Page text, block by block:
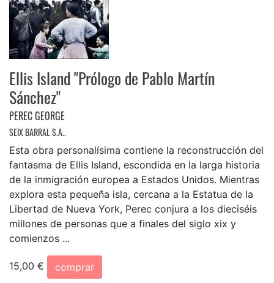
Ellis Island "Prólogo de Pablo Martín
Sánchez"
PEREC GEORGE
SEIX BARRAL S.A..
Esta obra personalísima contiene la reconstrucción del
fantasma de Ellis Island, escondida en la larga historia
de la inmigración europea a Estados Unidos. Mientras
explora esta pequeña isla, cercana a la Estatua de la
Libertad de Nueva York, Perec conjura a los dieciséis
millones de personas que a finales del siglo xix y
comienzos ...
15,00 €
comprar